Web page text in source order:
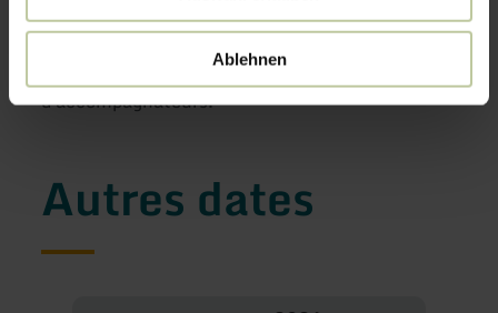
Ablehnen
l'inscription : Nom de famille, lieu de résidence,
adresse e-mail, numéro de téléphone, âge et
nombre d'enfants participants ainsi que nombre
d'accompagnateurs.
Autres dates